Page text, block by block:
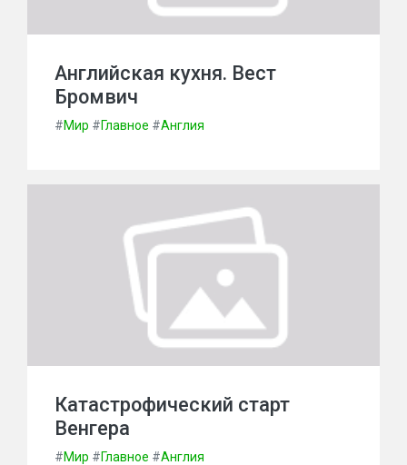
Английская кухня. Вест
Бромвич
#Мир #Главное #Англия
Катастрофический старт
Венгера
#Мир #Главное #Англия